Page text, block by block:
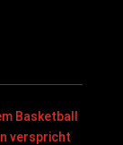
Basketball
verspricht